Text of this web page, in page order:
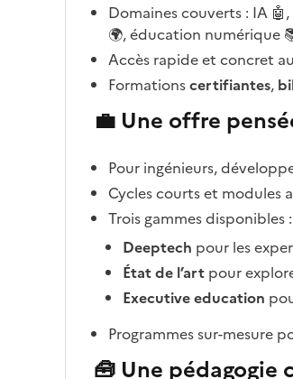
Domaines couverts : IA
🌍, éducation numérique
Accès rapide et concret
Formationscertifiantes,
💼 Une offre
Pour ingénieurs,
Cycles courts et modules
Trois gammes disponibles :
Deeptech pour les
État de l’art pour
Executive education
Programmes sur-mesure
🧰 Une pédagogie